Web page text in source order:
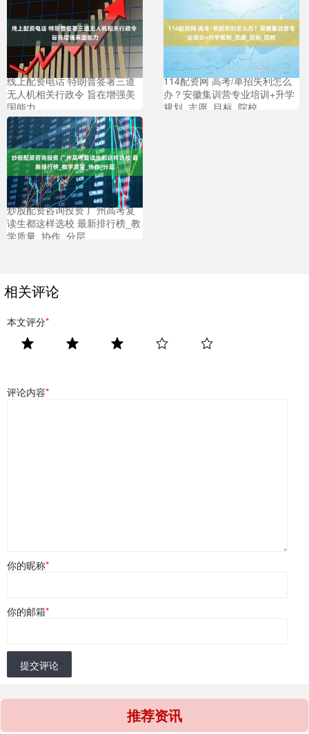
线上配资电话 特朗普签署三道
无人机相关行政令 旨在增强美
国能力
114配资网 高考/单招失利怎么
办？安徽集训营专业培训+升学
规划_志愿_目标_院校
炒股配资咨询投资 广州高考复
读生都这样选校 最新排行榜_教
学质量_协作_分层
相关评论
本文评分*
评论内容*
你的昵称*
你的邮箱*
提交评论
推荐资讯